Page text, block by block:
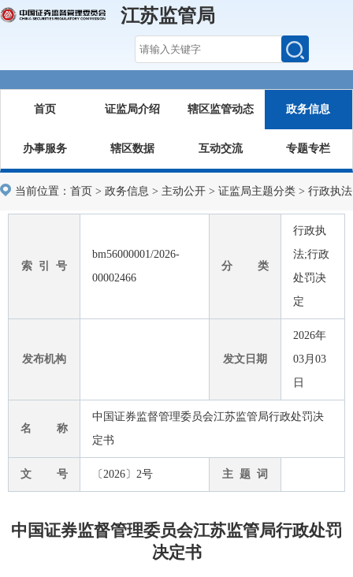
江苏监管局
首页 证监局介绍 辖区监管动态 政务信息
办事服务 辖区数据 互动交流 专题专栏
当前位置： 首页 > 政务信息 > 主动公开 > 证监局主题分类 > 行政执法
索 引 号
bm56000001/2026-
00002466
分 类
行政执
法;行政
处罚决
定
发布机构 发文日期
2026年
03月03
日
名 称
中国证券监督管理委员会江苏监管局行政处罚决
定书
文 号 〔2026〕2号 主 题 词
中国证券监督管理委员会江苏监管局行政处罚
决定书